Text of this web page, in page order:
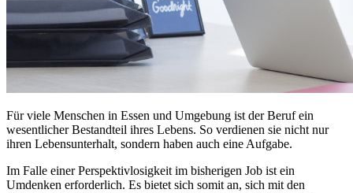
Für viele Menschen in Essen und Umgebung ist der Beruf ein
wesentlicher Bestandteil ihres Lebens. So verdienen sie nicht nur
ihren Lebensunterhalt, sondern haben auch eine Aufgabe.
Im Falle einer Perspektivlosigkeit im bisherigen Job ist ein
Umdenken erforderlich. Es bietet sich somit an, sich mit den